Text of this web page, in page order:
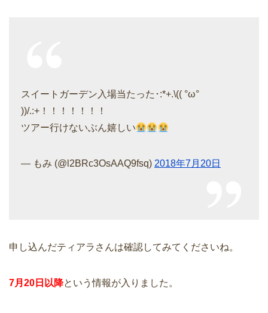
スイートガーデン入場当たった･:*+.\(( °ω°
))/.:+！！！！！！！
ツアー行けないぶん嬉しい
— もみ (@l2BRc3OsAAQ9fsq) 2018年7月20日
申し込んだティアラさんは確認してみてくださいね。
7月20日以降という情報が入りました。